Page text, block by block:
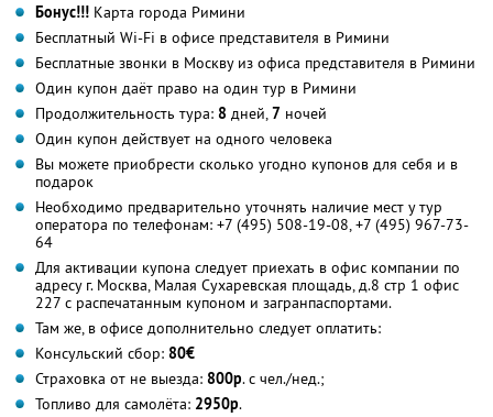
Бонус!!! Карта города Римини
Бесплатный Wi-Fi в офисе представителя в Римини
Бесплатные звонки в Москву из офиса представителя в Римини
Один купон даёт право на один тур в Римини
Продолжительность тура: 8 дней,7 ночей
Один купон действует на одного человека
Вы можете приобрести сколько угодно купонов для себя и в
подарок
Необходимо предварительно уточнять наличие мест у тур
оператора по телефонам: +7 (495) 508-19-08, +7 (495) 967-73-
64
Для активации купона следует приехать в офис компании по
адресу г. Москва, Малая Сухаревская площадь, д.8 стр 1 офис
227 с распечатанным купоном и загранпаспортами.
Там же, в офисе дополнительно следует оплатить:
Консульский сбор: 80€
Страховка от не выезда: 800р. с чел./нед.;
Топливо для самолёта: 2950р.